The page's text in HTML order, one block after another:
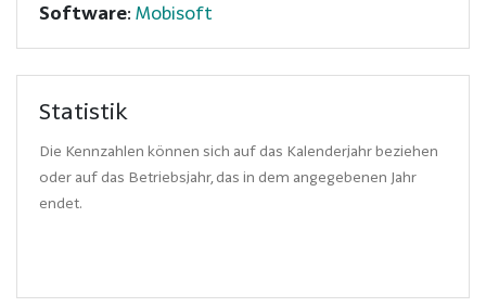
Software: Mobisoft
Statistik
Die Kennzahlen können sich auf das Kalenderjahr beziehen
oder auf das Betriebsjahr, das in dem angegebenen Jahr
endet.